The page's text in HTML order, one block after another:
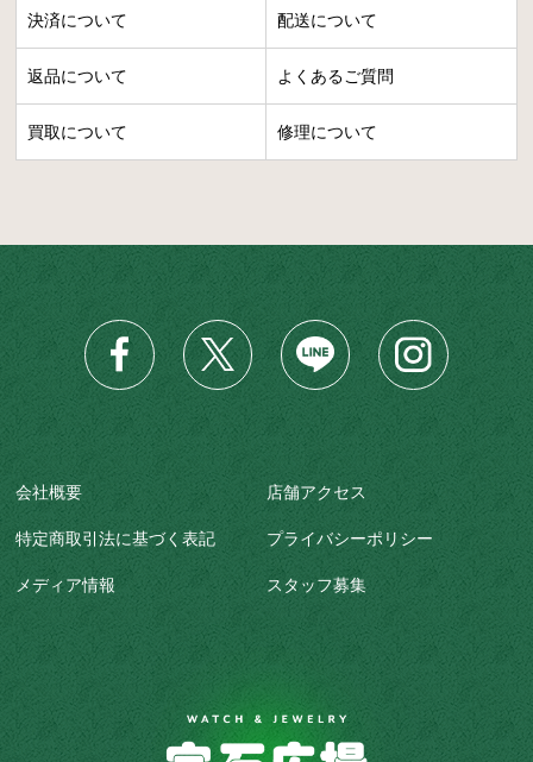
決済について 配送について
返品について よくあるご質問
買取について 修理について
会社概要 店舗アクセス
特定商取引法に基づく表記 プライバシーポリシー
メディア情報 スタッフ募集